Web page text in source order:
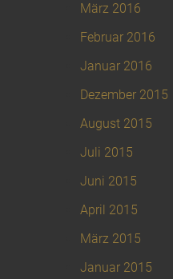
März 2016
Februar 2016
Januar 2016
Dezember 2015
August 2015
Juli 2015
Juni 2015
April 2015
März 2015
Januar 2015